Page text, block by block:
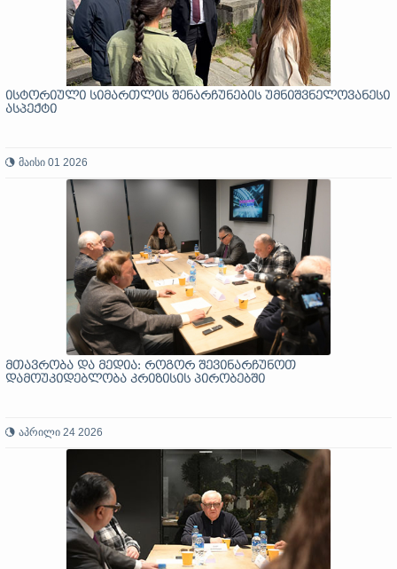
ისტორიული სიმართლის შენარჩუნების უმნიშვნელოვანესი
ასპექტი
მაისი 01 2026
მთავრობა და მედია: როგორ შევინარჩუნოთ
დამოუკიდებლობა კრიზისის პირობებში
აპრილი 24 2026